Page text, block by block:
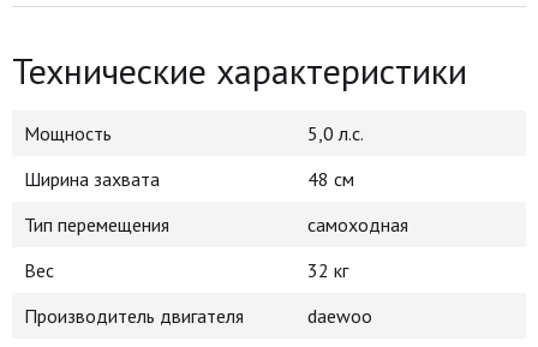
Технические характеристики
Мощность
5,0 л.с.
Ширина захвата
48 см
Тип перемещения
самоходная
Вес
32 кг
Производитель двигателя
daewoo